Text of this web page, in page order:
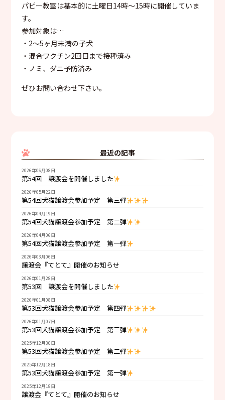
パピー教室は基本的に土曜日14時～15時に開催していま
す。
参加対象は…
・2～5ヶ月未満の子犬
・混合ワクチン2回目まで接種済み
・ノミ、ダニ予防済み
ぜひお問い合わせ下さい。
最近の記事
2026年06月08日
第54回 譲渡会を開催しました
2026年05月22日
第54回犬猫譲渡会参加予定 第三弾
2026年04月19日
第54回犬猫譲渡会参加予定 第二弾
2026年04月06日
第54回犬猫譲渡会参加予定 第一弾
2026年03月06日
譲渡会『てとて』開催のお知らせ
2026年01月28日
第53回 譲渡会を開催しました
2026年01月08日
第53回犬猫譲渡会参加予定 第四弾
2026年01月07日
第53回犬猫譲渡会参加予定 第三弾
2025年12月30日
第53回犬猫譲渡会参加予定 第二弾
2025年12月18日
第53回犬猫譲渡会参加予定 第一弾
2025年12月18日
譲渡会『てとて』開催のお知らせ